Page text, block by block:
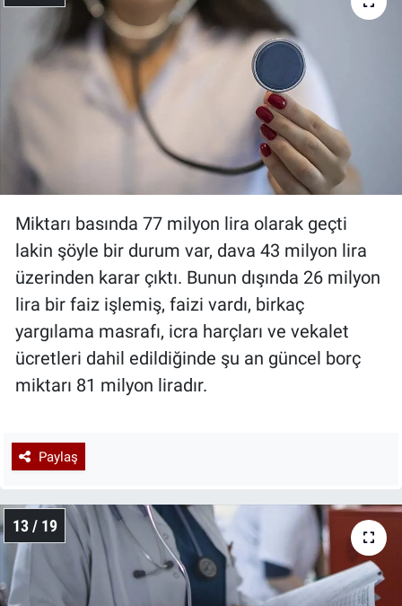
Miktarı basında 77 milyon lira olarak geçti
lakin şöyle bir durum var, dava 43 milyon lira
üzerinden karar çıktı. Bunun dışında 26 milyon
lira bir faiz işlemiş, faizi vardı, birkaç
yargılama masrafı, icra harçları ve vekalet
ücretleri dahil edildiğinde şu an güncel borç
miktarı 81 milyon liradır.
Paylaş
13 / 19